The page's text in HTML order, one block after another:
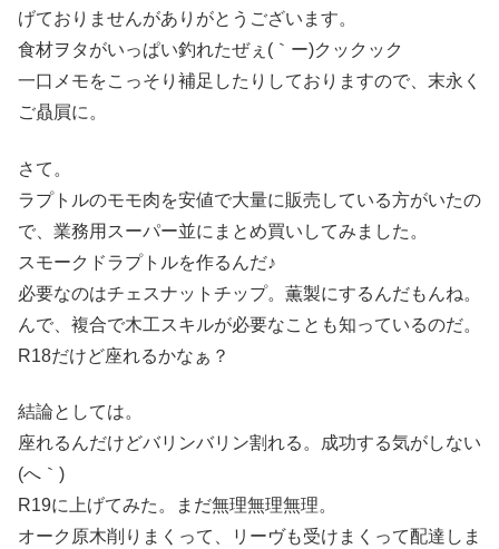
げておりませんがありがとうございます。
食材ヲタがいっぱい釣れたぜぇ(｀ー)クックック
一口メモをこっそり補足したりしておりますので、末永く
ご贔屓に。
さて。
ラプトルのモモ肉を安値で大量に販売している方がいたの
で、業務用スーパー並にまとめ買いしてみました。
スモークドラプトルを作るんだ♪
必要なのはチェスナットチップ。薫製にするんだもんね。
んで、複合で木工スキルが必要なことも知っているのだ。
R18だけど座れるかなぁ？
結論としては。
座れるんだけどバリンバリン割れる。成功する気がしない
(へ｀)
R19に上げてみた。まだ無理無理無理。
オーク原木削りまくって、リーヴも受けまくって配達しま